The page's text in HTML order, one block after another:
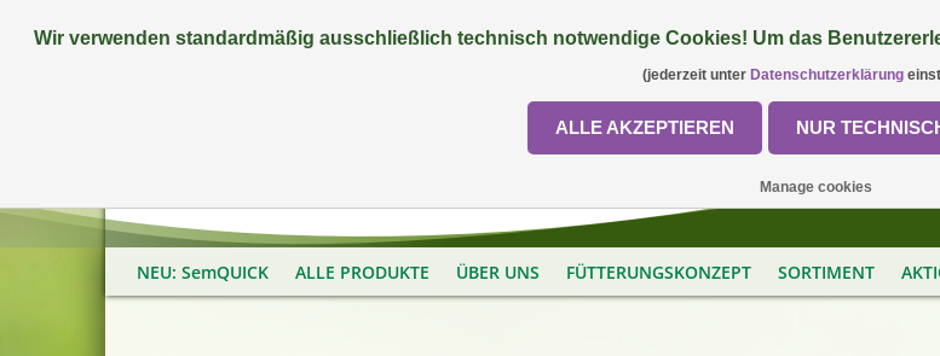
NEU: SemQUICK ALLE PRODUKTE ÜBER UNS FÜTTERUNGSKONZEPT SORTIMENT
Wir verwenden standardmäßig ausschließlich technisch notwendige Cookies! Um das
(jederzeit unter Datenschutzerklärung
ALLE AKZEPTIEREN NUR
Manage cookies